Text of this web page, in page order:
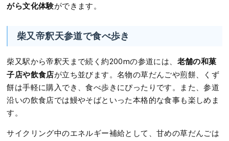
がら文化体験ができます。
柴又帝釈天参道で食べ歩き
柴又駅から帝釈天まで続く約200mの参道には、 老舗の和菓
子店や飲食店が立ち並びます。名物の草だんごや煎餅、くず
餅は手軽に購入でき、食べ歩きにぴったりです。また、参道
沿いの飲食店では鰻やそばといった本格的な食事も楽しめま
す。
サイクリング中のエネルギー補給として、甘めの草だんごは